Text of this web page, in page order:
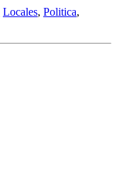
Locales, Politica,